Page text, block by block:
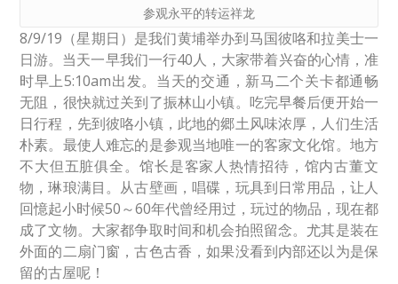
参观永平的转运祥龙
8/9/19（星期日）是我们黄埔举办到马国彼咯和拉美士一
日游。当天一早我们一行40人，大家带着兴奋的心情，准
时早上5:10am出发。当天的交通，新马二个关卡都通畅
无阻，很快就过关到了振林山小镇。吃完早餐后便开始一
日行程，先到彼咯小镇，此地的郷土风味浓厚，人们生活
朴素。最使人难忘的是参观当地唯一的客家文化馆。地方
不大但五脏俱全。馆长是客家人热情招待，馆内古董文
物，琳琅满目。从古壁画，唱碟，玩具到日常用品，让人
回憶起小时候50～60年代曾经用过，玩过的物品，现在都
成了文物。大家都争取时间和机会拍照留念。尤其是装在
外面的二扇门窗，古色古香，如果没看到内部还以为是保
留的古屋呢！